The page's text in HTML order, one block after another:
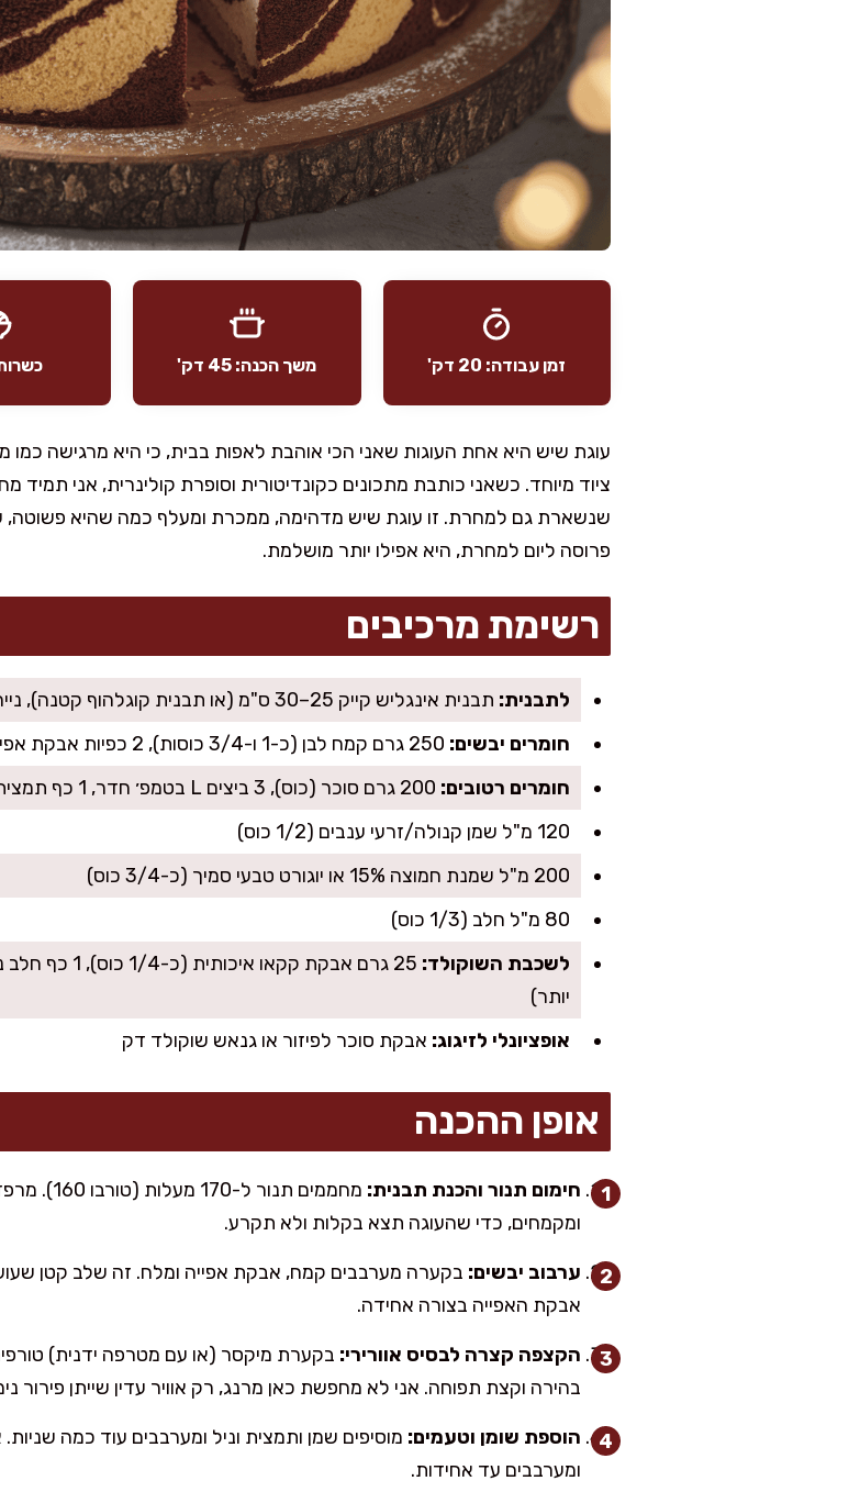
זמן עבודה: 20 דק' משך הכנה: 45 דק'
עוגת שיש היא אחת העוגות שאני הכי אוהבת לאפות בבית, כי היא מרגישה
ציוד מיוחד. כשאני כותבת מתכונים כקונדיטורית וסופרת קולינרית, אני תמיד
שנשארת גם למחרת. זו עוגת שיש מדהימה, ממכרת ומעלף כמה שהיא פשוטה,
פרוסה ליום למחרת, היא אפילו יותר מושלמת.
רשימת מרכיבים
לתבנית: תבנית אינגליש קייק 25–30 ס"מ (או תבנית קוגלהוף קטנה), נייר אפייה או שימון וקמח
חומרים יבשים:
חומרים רטובים:
120 מ"ל שמן קנולה/זרעי ענבים (1/2 כוס)
200 מ"ל שמנת חמוצה 15% או יוגורט טבעי סמיך (כ-3/4 כוס)
80 מ"ל חלב (1/3 כוס)
לשכבת השוקולד:
יותר)
אופציונלי לזיגוג: אבקת סוכר לפיזור או גנאש שוקולד דק
אופן ההכנה
חימום תנור והכנת תבנית:
מחממים
ומקמחים, כדי שהעוגה תצא בקלות ולא תקרע.
ערבוב יבשים: בקערה מערבבים קמח, אבקת אפייה ומלח. זה שלב קטן
אבקת האפייה בצורה אחידה.
הקצפה קצרה לבסיס אוורירי:
בהירה וקצת תפוחה. אני לא מחפשת כאן מרנג, רק אוויר עדין שייתן פירור
הוספת שומן וטעמים: מוסיפים שמן ותמצית וניל ומערבבים עוד כמה
ומערבבים עד אחידות.